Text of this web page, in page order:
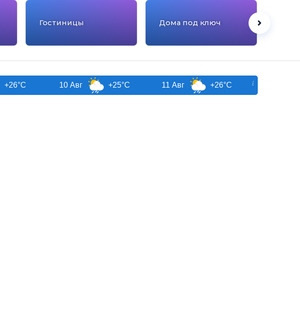
Гостиницы Дома под ключ
+25°C +26°C 12 Авг